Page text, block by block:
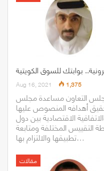
بوابتك للسوق الكويتية
Aug 16, 2021 1,375
التعاون مساعدة مجلس
أهدافه المنصوص عليها
الاقتصادية بين دول
التقييس المختلفة ومتابعة
تطبيقها والالتزام بها…
مقالات